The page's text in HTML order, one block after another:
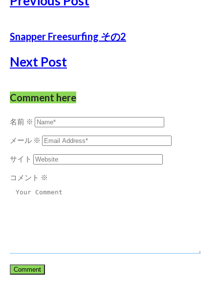
Snapper Freesurfing その2
Next Post
Comment here
名前 ※
メール ※
サイト
コメント ※